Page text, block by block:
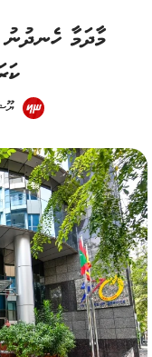
މާދަމާ